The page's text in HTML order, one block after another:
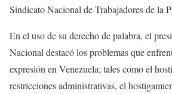
Sindicato Nacional de Trabajadores de la
En el uso de su derecho de palabra, el
Nacional destacó los problemas que
expresión en Venezuela; tales como el
restricciones administrativas, el